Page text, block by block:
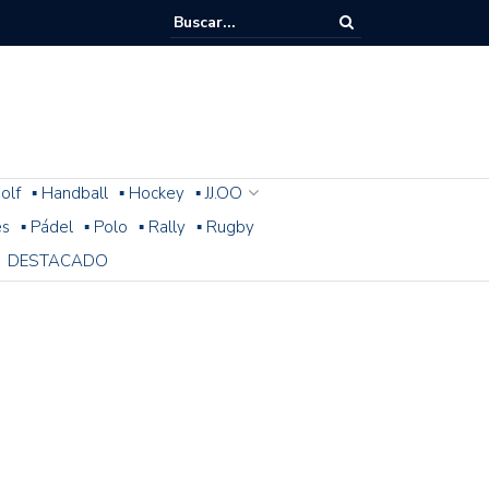
▪ Handball ▪ Hockey ▪ JJ.OO
▪ Pádel ▪ Polo ▪ Rally ▪ Rugby
DESTACADO